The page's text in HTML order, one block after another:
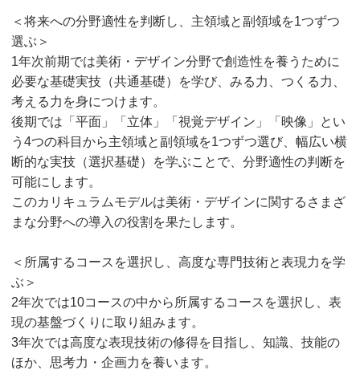
＜将来への分野適性を判断し、主領域と副領域を1つずつ
選ぶ＞
1年次前期では美術・デザイン分野で創造性を養うために
必要な基礎実技（共通基礎）を学び、みる力、つくる力、
考える力を身につけます。
後期では「平面」「立体」「視覚デザイン」「映像」とい
う4つの科目から主領域と副領域を1つずつ選び、幅広い横
断的な実技（選択基礎）を学ぶことで、分野適性の判断を
可能にします。
このカリキュラムモデルは美術・デザインに関するさまざ
まな分野への導入の役割を果たします。
＜所属するコースを選択し、高度な専門技術と表現力を学
ぶ＞
2年次では10コースの中から所属するコースを選択し、表
現の基盤づくりに取り組みます。
3年次では高度な表現技術の修得を目指し、知識、技能の
ほか、思考力・企画力を養います。